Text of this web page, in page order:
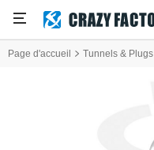
Page d'accueil Tunnels & Plugs